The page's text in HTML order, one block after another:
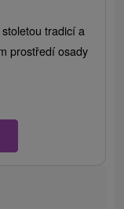
tradicí a
prostředí osady